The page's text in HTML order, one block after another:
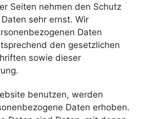
Seiten nehmen den Schutz
sehr ernst. Wir
Daten
den gesetzlichen
sowie dieser
benutzen, werden
Daten erhoben.